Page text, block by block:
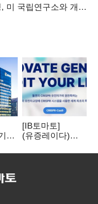
미 국립연구소와 개발
)
[IB토마토]
(유증레이다)
3분의 1 토막…